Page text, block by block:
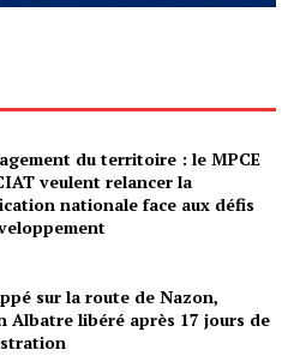
du territoire : le MPCE
veulent relancer la
nationale face aux défis
sur la route de Nazon,
Albatre libéré après 17 jours de